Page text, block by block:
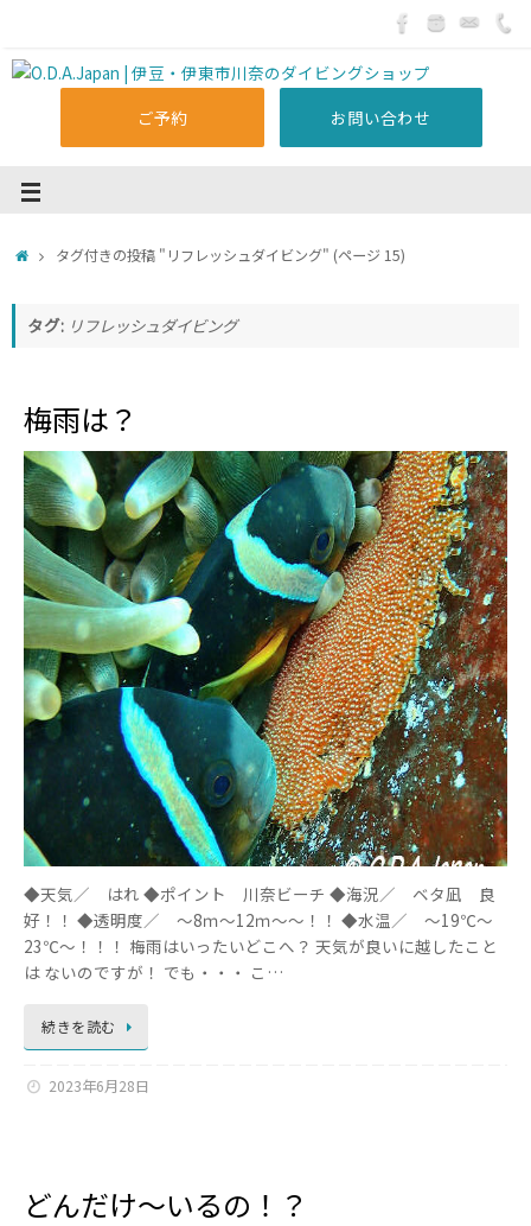
ご予約 お問い合わせ
タグ付きの投稿 "リフレッシュダイビング" (ページ 15)
タグ: リフレッシュダイビング
梅雨は？
◆天気／ はれ ◆ポイント 川奈ビーチ ◆海況／ ベタ凪 良
好！！ ◆透明度／ ～8ｍ～12ｍ～～！！ ◆水温／ ～19℃～
23℃～！！！ 梅雨はいったいどこへ？ 天気が良いに越したこと
は ないのですが！ でも・・・ こ…
続きを読む
2023年6月28日
どんだけ～いるの！？